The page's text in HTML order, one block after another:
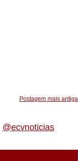
Postagem mais antiga
@ecvnoticias